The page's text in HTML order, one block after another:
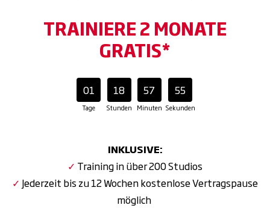
TRAINIERE 2 MONATE
GRATIS*
01
Tage
18
Stunden
57
Minuten
53
Sekunden
INKLUSIVE:
✓ Training in über 200 Studios
✓ Jederzeit bis zu 12 Wochen kostenlose Vertragspause
möglich